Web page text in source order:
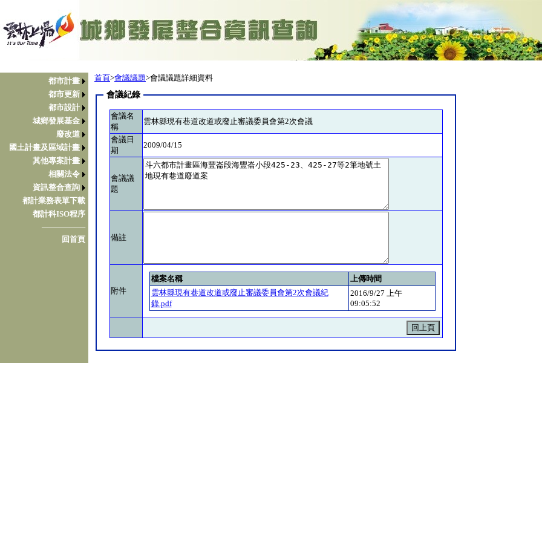
都市計畫
都市更新
都市設計
城鄉發展基金
廢改道
國土計畫及區域計畫
其他專案計畫
相關法令
資訊整合查詢
都計業務表單下載
都計科ISO程序
────────
回首頁
首頁>會議議題>會議議題詳細資料
會議紀錄
會議名
稱
雲林縣現有巷道改道或廢止審議委員會第2次會議
會議日
期
2009/04/15
會議議
題
備註
附件
檔案名稱
上傳時間
雲林縣現有巷道改道或廢止審議委員會第2次會議紀
錄.pdf
2016/9/27 上午
09:05:52